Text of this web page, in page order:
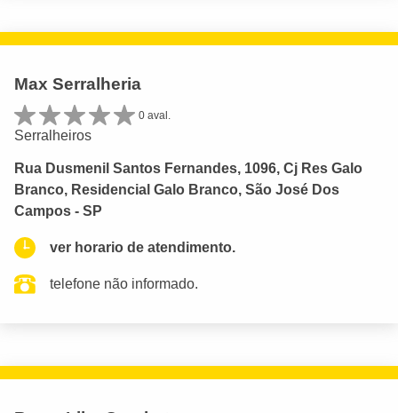
Max Serralheria
0 aval.
Serralheiros
Rua Dusmenil Santos Fernandes, 1096, Cj Res Galo
Branco, Residencial Galo Branco, São José Dos
Campos - SP
ver horario de atendimento.
telefone não informado.